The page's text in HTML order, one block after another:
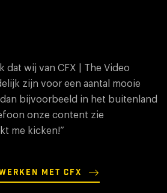
dat wij van CFX | The Video
zijn voor een aantal mooie
bijvoorbeeld in het buitenland
onze content zie
me kicken!”
met CFX